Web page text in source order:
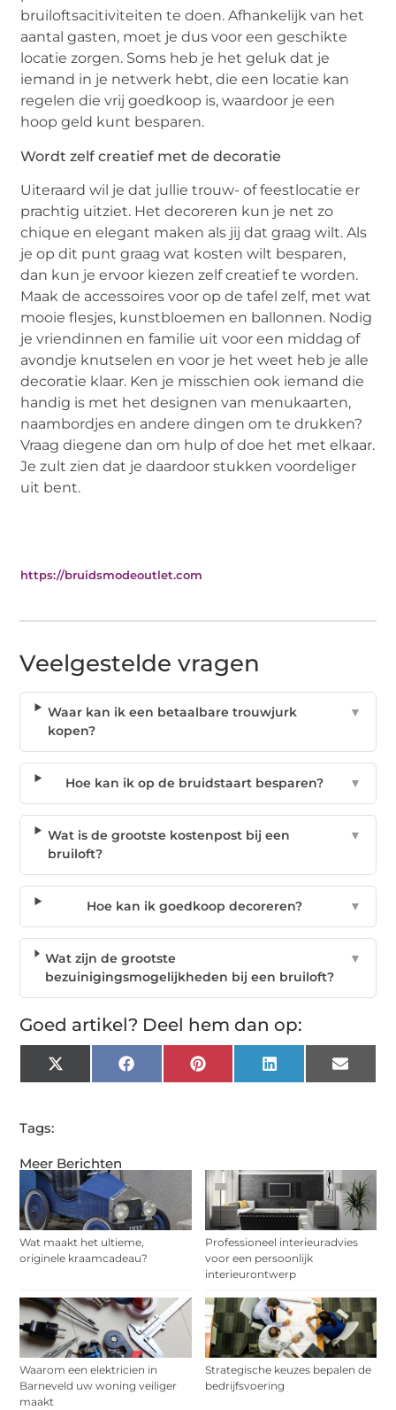
Meer Berichten
Wat maakt het ultieme,
originele kraamcadeau?
Professioneel interieuradvies
voor een persoonlijk
interieurontwerp
Waarom een elektricien in
Barneveld uw woning veiliger
maakt
Strategische keuzes bepalen de
bedrijfsvoering
bruiloftsacitiviteiten te doen. Afhankelijk van het
aantal gasten, moet je dus voor een geschikte
locatie zorgen. Soms heb je het geluk dat je
iemand in je netwerk hebt, die een locatie kan
regelen die vrij goedkoop is, waardoor je een
hoop geld kunt besparen.
Wordt zelf creatief met de decoratie
Uiteraard wil je dat jullie trouw- of feestlocatie er
prachtig uitziet. Het decoreren kun je net zo
chique en elegant maken als jij dat graag wilt. Als
je op dit punt graag wat kosten wilt besparen,
dan kun je ervoor kiezen zelf creatief te worden.
Maak de accessoires voor op de tafel zelf, met wat
mooie flesjes, kunstbloemen en ballonnen. Nodig
je vriendinnen en familie uit voor een middag of
avondje knutselen en voor je het weet heb je alle
decoratie klaar. Ken je misschien ook iemand die
handig is met het designen van menukaarten,
naambordjes en andere dingen om te drukken?
Vraag diegene dan om hulp of doe het met elkaar.
Je zult zien dat je daardoor stukken voordeliger
uit bent.
https://bruidsmodeoutlet.com
Veelgestelde vragen
Waar kan ik een betaalbare trouwjurk
kopen?
▼
Hoe kan ik op de bruidstaart besparen? ▼
Wat is de grootste kostenpost bij een
bruiloft?
▼
Hoe kan ik goedkoop decoreren? ▼
Wat zijn de grootste
bezuinigingsmogelijkheden bij een bruiloft?
▼
Goed artikel? Deel hem dan op:
X
(Twitter)
Facebook Pinterest LinkedIn Email
Tags: